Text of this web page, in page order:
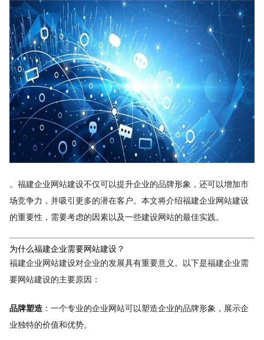
。福建企业网站建设不仅可以提升企业的品牌形象，还可以增加市
场竞争力，并吸引更多的潜在客户。本文将介绍福建企业网站建设
的重要性，需要考虑的因素以及一些建设网站的最佳实践。
为什么福建企业需要网站建设？
福建企业网站建设对企业的发展具有重要意义。以下是福建企业需
要网站建设的主要原因：
品牌塑造：一个专业的企业网站可以塑造企业的品牌形象，展示企
业独特的价值和优势。